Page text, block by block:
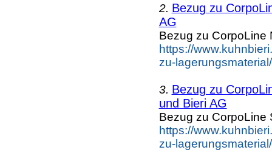
2. Bezug zu
AG
Bezug zu CorpoLine
https://
zu-
3. Bezug zu
und Bieri AG
Bezug zu CorpoLine
https://
zu-